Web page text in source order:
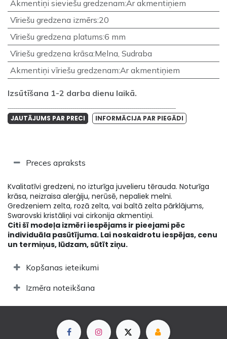
Akmentiņi sieviešu gredzenam:Ar akmentiņiem
Vīriešu gredzena izmērs:20
Vīriešu gredzena platums:6 mm
Vīriešu gredzena krāsa:Melna, Sudraba
Akmentiņi vīriešu gredzenam:Ar akmentiņiem
Izsūtīšana 1-2 darba dienu laikā.
JAUTĀJUMS PAR PRECI INFORMĀCIJA PAR PIEGĀDI
Preces apraksts
Kvalitatīvi gredzeni, no izturīga juvelieru tērauda. Noturīga
krāsa, neizraisa alerģiju, nerūsē, nepaliek melni.
Gredzeniem zelta, rozā zelta, vai baltā zelta pārklājums,
Swarovski kristāliņi vai cirkonija akmentiņi.
Citi šī modeļa izmēri iespējams ir pieejami pēc
individuāla pasūtījuma. Lai noskaidrotu iespējas, cenu
un termiņus, lūdzam, sūtīt ziņu.
Kopšanas ieteikumi
Izmēra noteikšana